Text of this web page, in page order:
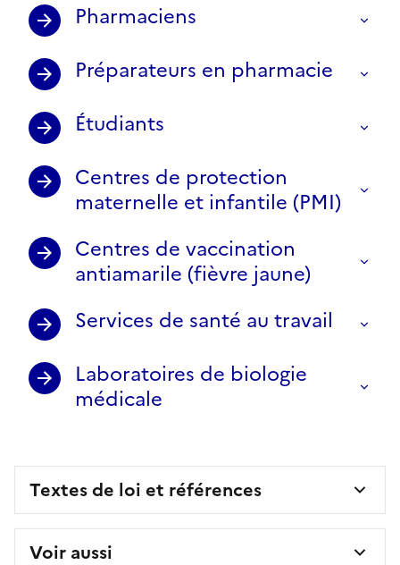
Pharmaciens
Préparateurs en pharmacie
Étudiants
Centres de protection
maternelle et infantile (PMI)
Centres de vaccination
antiamarile (fièvre jaune)
Services de santé au travail
Laboratoires de biologie
médicale
Textes de loi et références
Voir aussi